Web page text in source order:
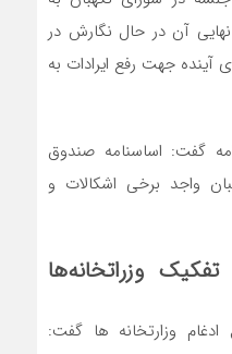
آن در حال نگارش در
جهت رفع ایرادات به
گفت: اساسنامه صندوق
واجد برخی اشکالات و
وزراتخانه‌ها
وزارتخانه ها گفت: